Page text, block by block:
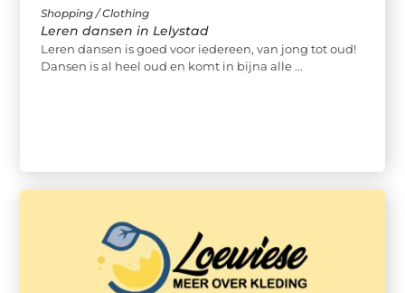
Shopping / Clothing
Leren dansen in Lelystad
Leren dansen is goed voor iedereen, van jong tot oud!
Dansen is al heel oud en komt in bijna alle ...